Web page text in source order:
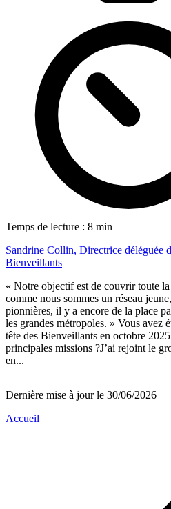
Temps de lecture : 8 min
Sandrine Collin, Directrice déléguée
Bienveillants
« Notre objectif est de couvrir toute
comme nous sommes un réseau
pionnières, il y a encore de la place
les grandes métropoles. » Vous avez
tête des Bienveillants en octobre
principales missions ?J’ai rejoint le
en...
Dernière mise à jour le 30/06/2026
Accueil